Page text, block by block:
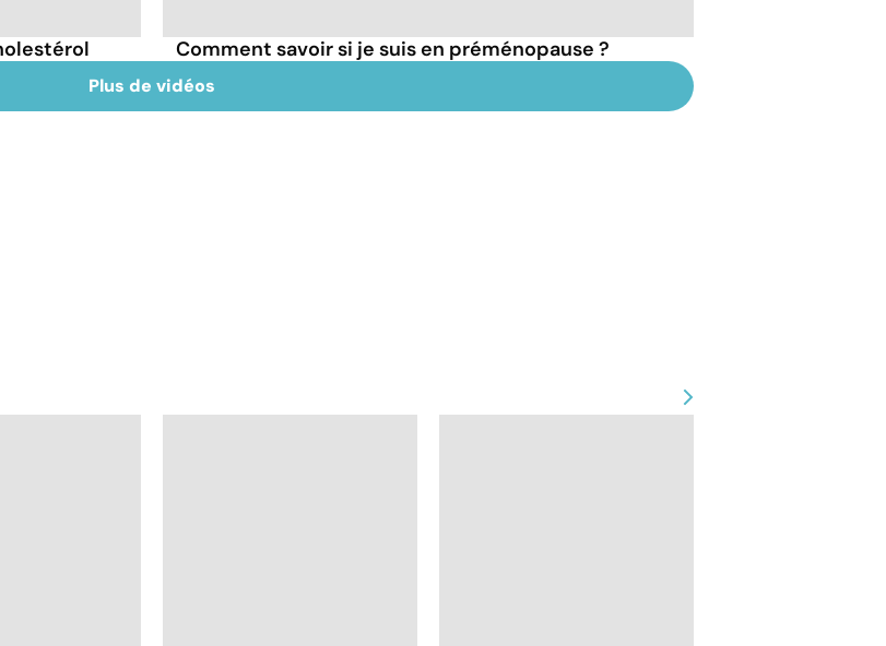
Comment savoir si je suis en préménopause ?
Plus de vidéos